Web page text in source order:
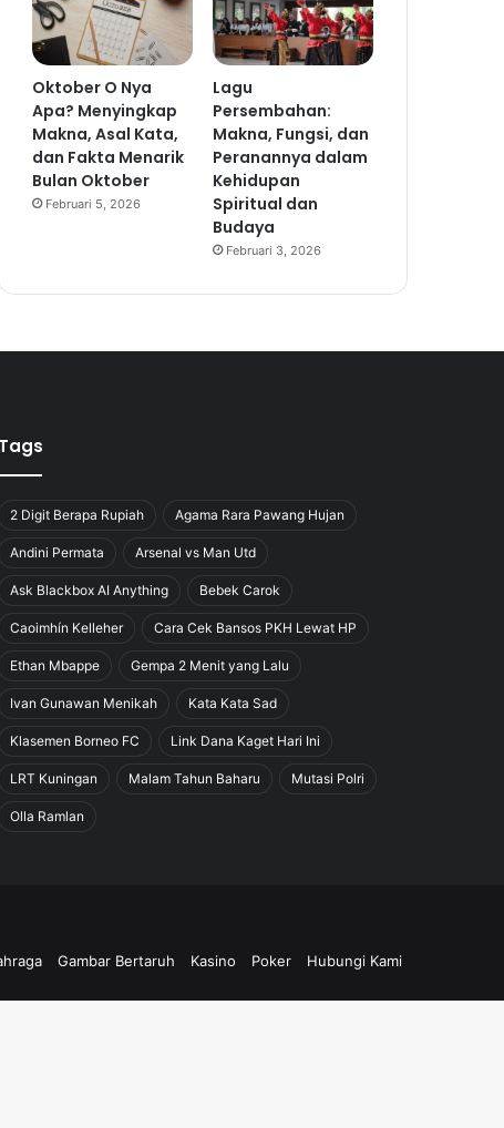
Oktober O Nya
Apa? Menyingkap
Makna, Asal Kata,
dan Fakta Menarik
Bulan Oktober
Februari 5, 2026
Lagu
Persembahan:
Makna, Fungsi, dan
Peranannya dalam
Kehidupan
Spiritual dan
Budaya
Februari 3, 2026
Tags
2 Digit Berapa Rupiah Agama Rara Pawang Hujan
Andini Permata Arsenal vs Man Utd
Ask Blackbox AI Anything Bebek Carok
Caoimhín Kelleher Cara Cek Bansos PKH Lewat HP
Ethan Mbappe Gempa 2 Menit yang Lalu
Ivan Gunawan Menikah Kata Kata Sad
Klasemen Borneo FC Link Dana Kaget Hari Ini
LRT Kuningan Malam Tahun Baharu Mutasi Polri
Olla Ramlan
Gambar Bertaruh Kasino Poker Hubungi Kami